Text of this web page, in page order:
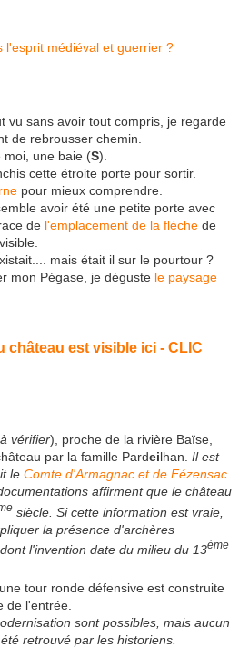
vu sans avoir tout compris, je regarde
de rebrousser chemin.
moi, une baie (S).
cette étroite porte pour sortir.
pour mieux comprendre.
avoir été une petite porte avec
de l'emplacement de la flèche de
mais était il sur le pourtour ?
mon Pégase, je déguste le paysage
château est visible ici - CLIC
à vérifier), proche de la rivière Baïse,
par la famille Pardeilhan. Il est
le Comte d'Armagnac et de Fézensac
affirment que le château
siècle. Si cette information est vraie,
la présence d'archères
l'invention date du milieu du 13ème
tour ronde défensive est construite
de l'entrée.
sont possibles, mais aucun
retrouvé par les historiens.